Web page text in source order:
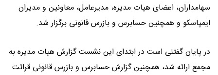
سهامداران، اعضای هیات مدیره، مدیرعامل، معاونین و مدیران
ایمپاسکو و همچنین حسابرس و بازرس قانونی برگزار شد.
در پایان گفتنی است در ابتدای این نشست گزارش هیات مدیره به
مجمع ارائه شد، همچنین گزارش حسابرس و بازرس قانونی قرائت